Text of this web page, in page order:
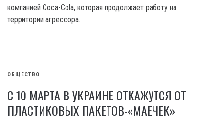
компанией Coca-Cola, которая продолжает работу на
территории агрессора.
ОБЩЕСТВО
C 10 МАРТА В УКРАИНЕ ОТКАЖУТСЯ ОТ
ПЛАСТИКОВЫХ ПАКЕТОВ-«МАЕЧЕК»